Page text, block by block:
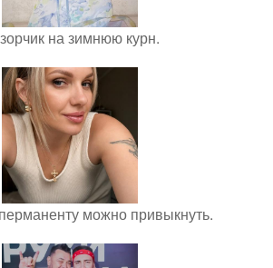
на зимнюю курн.
можно привыкнуть.